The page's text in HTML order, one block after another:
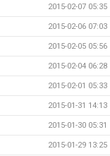
2015-02-07 05:35
2015-02-06 07:03
2015-02-05 05:56
2015-02-04 06:28
2015-02-01 05:33
2015-01-31 14:13
2015-01-30 05:31
2015-01-29 13:25